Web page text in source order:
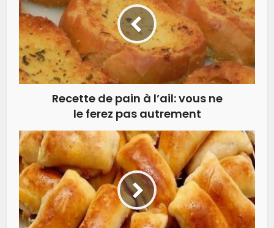
Recette de pain à l’ail: vous ne
le ferez pas autrement